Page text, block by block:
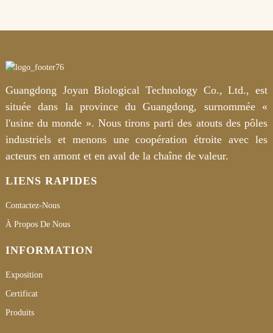
Guangdong Joyan Biological Technology Co., Ltd., est
située dans la province du Guangdong, surnommée «
l'usine du monde ». Nous tirons parti des atouts des pôles
industriels et menons une coopération étroite avec les
acteurs en amont et en aval de la chaîne de valeur.
LIENS RAPIDES
Contactez-Nous
À Propos De Nous
INFORMATION
Exposition
Certificat
Produits